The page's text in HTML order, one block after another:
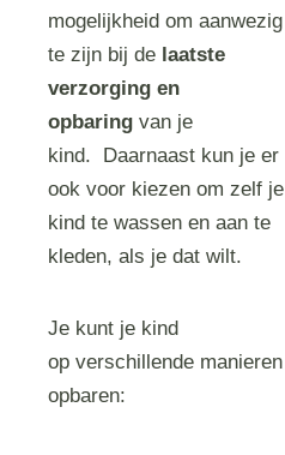
mogelijkheid om aanwezig
te zijn bij de laatste
verzorging en
opbaring van je
kind. Daarnaast kun je er
ook voor kiezen om zelf je
kind te wassen en aan te
kleden, als je dat wilt.
Je kunt je kind
op verschillende manieren
opbaren: